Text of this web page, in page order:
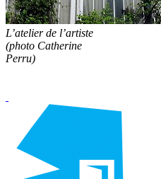
L’atelier de l’artiste
(photo Catherine
Perru)